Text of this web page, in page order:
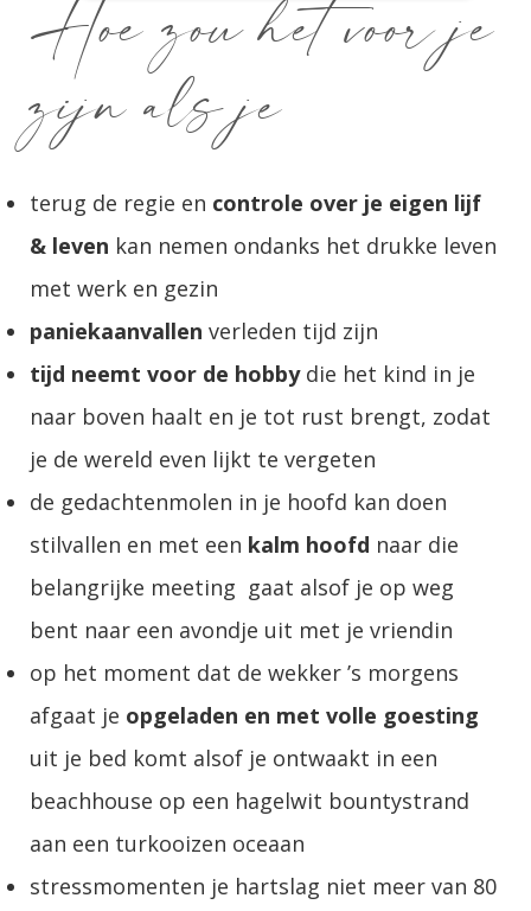
Hoe zou het voor je
zijn als je
terug de regie en controle over je eigen lijf
& leven kan nemen ondanks het drukke leven
met werk en gezin
paniekaanvallen verleden tijd zijn
tijd neemt voor de hobbydie het kind in je
naar boven haalt en je tot rust brengt, zodat
je de wereld even lijkt te vergeten
de gedachtenmolen in je hoofd kan doen
stilvallen en met een kalm hoofd naar die
belangrijke meeting gaat alsof je op weg
bent naar een avondje uit met je vriendin
op het moment dat de wekker ’s morgens
afgaat je opgeladen en met volle goesting
uit je bed komt alsof je ontwaakt in een
beachhouse op een hagelwit bountystrand
aan een turkooizen oceaan
stressmomenten je hartslag niet meer van 80